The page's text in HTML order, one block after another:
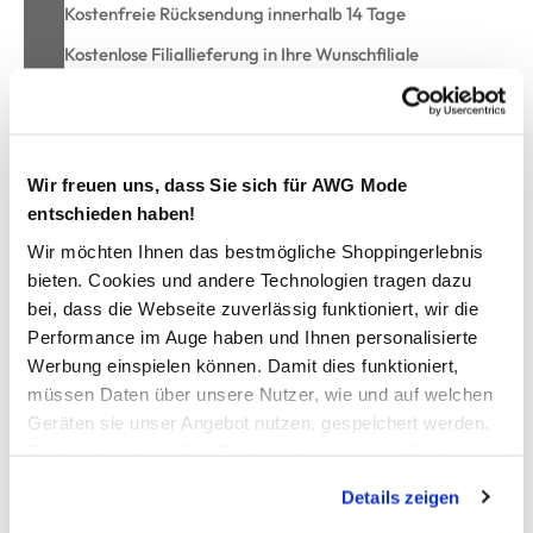
Wir freuen uns, dass Sie sich für AWG Mode
entschieden haben!
Wir möchten Ihnen das bestmögliche Shoppingerlebnis
bieten. Cookies und andere Technologien tragen dazu
bei, dass die Webseite zuverlässig funktioniert, wir die
Performance im Auge haben und Ihnen personalisierte
Werbung einspielen können. Damit dies funktioniert,
müssen Daten über unsere Nutzer, wie und auf welchen
Geräten sie unser Angebot nutzen, gespeichert werden.
werden, werden bei der Nutzung der Webseite auf jeden
Details zeigen
Kostenfreie Rücksendung innerhalb 14 Tage
Kostenlose Filiallieferung in Ihre Wunschfiliale
Damen Halbarmbluse im Minimalprint
schicke Bluse von Lisa Tossa
Rundhalsausschnitt mit kleiner Aussparung und Bindeband
Crashoptik allover mit Minimalprint versehen
kurze Ärmel
luftig, lockeres Material